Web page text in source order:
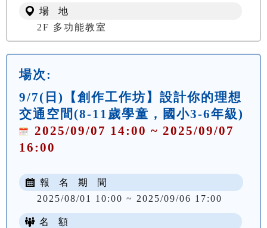
場 地
2F 多功能教室
場次:
9/7(日)【創作工作坊】設計你的理想
交通空間(8-11歲學童，國小3-6年級)
2025/09/07 14:00 ~ 2025/09/07
16:00
報 名 期 間
2025/08/01 10:00 ~ 2025/09/06 17:00
名 額